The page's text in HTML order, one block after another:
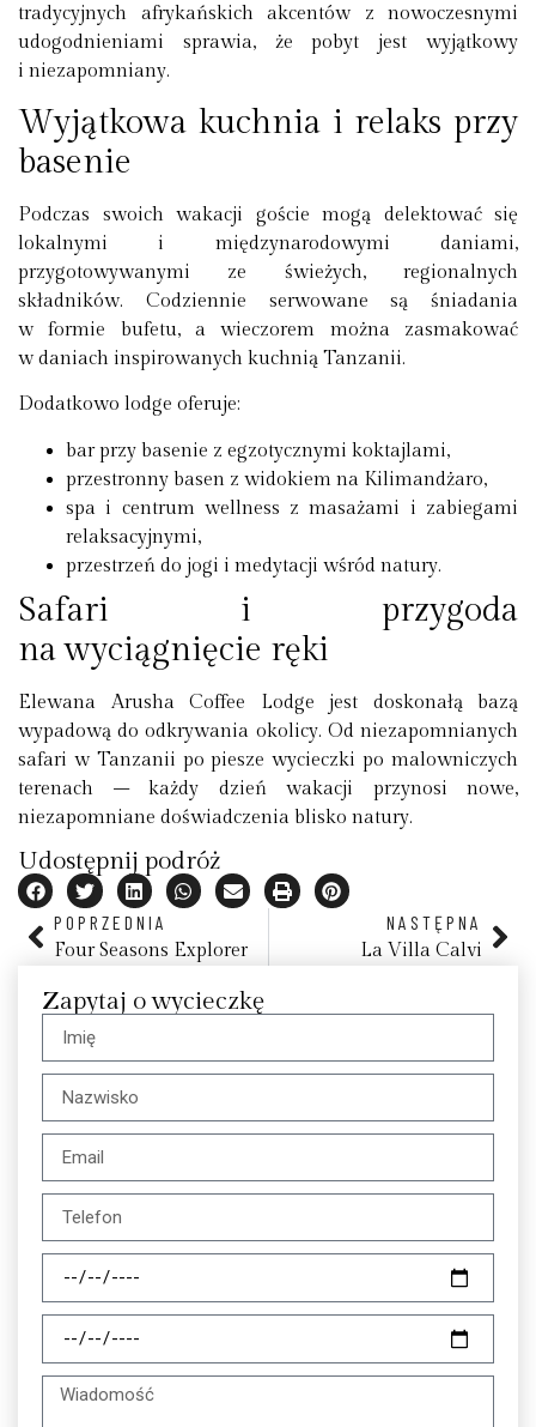
tradycyjnych afrykańskich akcentów z nowoczesnymi
udogodnieniami sprawia, że pobyt jest wyjątkowy
i niezapomniany.
Wyjątkowa kuchnia i relaks przy
basenie
Podczas swoich wakacji goście mogą delektować się
lokalnymi i międzynarodowymi daniami,
przygotowywanymi ze świeżych, regionalnych
składników. Codziennie serwowane są śniadania
w formie bufetu, a wieczorem można zasmakować
w daniach inspirowanych kuchnią Tanzanii.
Dodatkowo lodge oferuje:
bar przy basenie z egzotycznymi koktajlami,
przestronny basen z widokiem na Kilimandżaro,
spa i centrum wellness z masażami i zabiegami
relaksacyjnymi,
przestrzeń do jogi i medytacji wśród natury.
Safari i przygoda
na wyciągnięcie ręki
Elewana Arusha Coffee Lodge jest doskonałą bazą
wypadową do odkrywania okolicy. Od niezapomnianych
safari w Tanzanii po piesze wycieczki po malowniczych
terenach – każdy dzień wakacji przynosi nowe,
niezapomniane doświadczenia blisko natury.
Udostępnij podróż
POPRZEDNIA
Four Seasons Explorer
NASTĘPNA
La Villa Calvi
Zapytaj o wycieczkę